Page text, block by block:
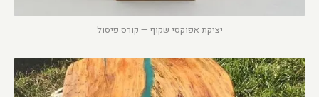
יציקת אפוקסי שקוף — קורס פיסול